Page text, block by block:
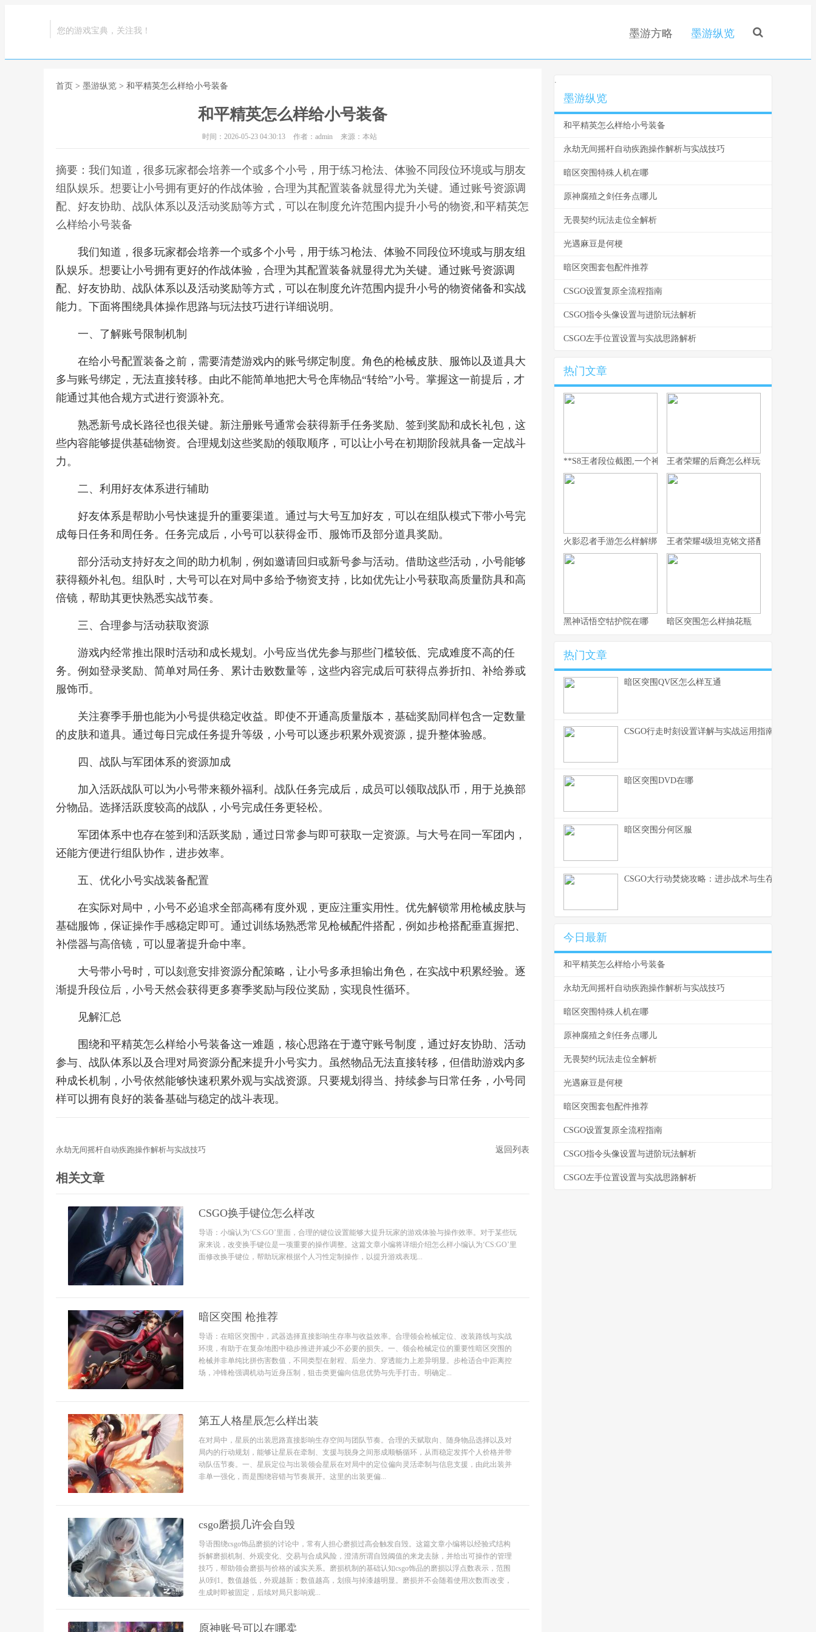
您的游戏宝典，关注我！ 墨游方略 墨游纵览
首页 > 墨游纵览 > 和平精英怎么样给小号装备
和平精英怎么样给小号装备
时间：2026-05-23 04:30:13 作者：admin 来源：本站
摘要：我们知道，很多玩家都会培养一个或多个小号，用于练习枪法、体验不同段位环境或与朋友
组队娱乐。想要让小号拥有更好的作战体验，合理为其配置装备就显得尤为关键。通过账号资源调
配、好友协助、战队体系以及活动奖励等方式，可以在制度允许范围内提升小号的物资,和平精英怎
么样给小号装备
我们知道，很多玩家都会培养一个或多个小号，用于练习枪法、体验不同段位环境或与朋友组
队娱乐。想要让小号拥有更好的作战体验，合理为其配置装备就显得尤为关键。通过账号资源调
配、好友协助、战队体系以及活动奖励等方式，可以在制度允许范围内提升小号的物资储备和实战
能力。下面将围绕具体操作思路与玩法技巧进行详细说明。
一、了解账号限制机制
在给小号配置装备之前，需要清楚游戏内的账号绑定制度。角色的枪械皮肤、服饰以及道具大
多与账号绑定，无法直接转移。由此不能简单地把大号仓库物品“转给”小号。掌握这一前提后，才
能通过其他合规方式进行资源补充。
熟悉新号成长路径也很关键。新注册账号通常会获得新手任务奖励、签到奖励和成长礼包，这
些内容能够提供基础物资。合理规划这些奖励的领取顺序，可以让小号在初期阶段就具备一定战斗
力。
二、利用好友体系进行辅助
好友体系是帮助小号快速提升的重要渠道。通过与大号互加好友，可以在组队模式下带小号完
成每日任务和周任务。任务完成后，小号可以获得金币、服饰币及部分道具奖励。
部分活动支持好友之间的助力机制，例如邀请回归或新号参与活动。借助这些活动，小号能够
获得额外礼包。组队时，大号可以在对局中多给予物资支持，比如优先让小号获取高质量防具和高
倍镜，帮助其更快熟悉实战节奏。
三、合理参与活动获取资源
游戏内经常推出限时活动和成长规划。小号应当优先参与那些门槛较低、完成难度不高的任
务。例如登录奖励、简单对局任务、累计击败数量等，这些内容完成后可获得点券折扣、补给券或
服饰币。
关注赛季手册也能为小号提供稳定收益。即使不开通高质量版本，基础奖励同样包含一定数量
的皮肤和道具。通过每日完成任务提升等级，小号可以逐步积累外观资源，提升整体验感。
四、战队与军团体系的资源加成
加入活跃战队可以为小号带来额外福利。战队任务完成后，成员可以领取战队币，用于兑换部
分物品。选择活跃度较高的战队，小号完成任务更轻松。
军团体系中也存在签到和活跃奖励，通过日常参与即可获取一定资源。与大号在同一军团内，
还能方便进行组队协作，进步效率。
五、优化小号实战装备配置
在实际对局中，小号不必追求全部高稀有度外观，更应注重实用性。优先解锁常用枪械皮肤与
基础服饰，保证操作手感稳定即可。通过训练场熟悉常见枪械配件搭配，例如步枪搭配垂直握把、
补偿器与高倍镜，可以显著提升命中率。
大号带小号时，可以刻意安排资源分配策略，让小号多承担输出角色，在实战中积累经验。逐
渐提升段位后，小号天然会获得更多赛季奖励与段位奖励，实现良性循环。
见解汇总
围绕和平精英怎么样给小号装备这一难题，核心思路在于遵守账号制度，通过好友协助、活动
参与、战队体系以及合理对局资源分配来提升小号实力。虽然物品无法直接转移，但借助游戏内多
种成长机制，小号依然能够快速积累外观与实战资源。只要规划得当、持续参与日常任务，小号同
样可以拥有良好的装备基础与稳定的战斗表现。
永劫无间摇杆自动疾跑操作解析与实战技巧 返回列表
相关文章
CSGO换手键位怎么样改
导语：小编认为‘CS:GO’里面，合理的键位设置能够大提升玩家的游戏体验与操作效率。对于某些玩
家来说，改变换手键位是一项重要的操作调整。这篇文章小编将详细介绍怎么样小编认为‘CS:GO’里
面修改换手键位，帮助玩家根据个人习性定制操作，以提升游戏表现...
暗区突围 枪推荐
导语：在暗区突围中，武器选择直接影响生存率与收益效率。合理领会枪械定位、改装路线与实战
环境，有助于在复杂地图中稳步推进并减少不必要的损失。一、领会枪械定位的重要性暗区突围的
枪械并非单纯比拼伤害数值，不同类型在射程、后坐力、穿透能力上差异明显。步枪适合中距离控
场，冲锋枪强调机动与近身压制，狙击类更偏向信息优势与先手打击。明确定...
第五人格星辰怎么样出装
在对局中，星辰的出装思路直接影响生存空间与团队节奏。合理的天赋取向、随身物品选择以及对
局内的行动规划，能够让星辰在牵制、支援与脱身之间形成顺畅循环，从而稳定发挥个人价格并带
动队伍节奏。一、星辰定位与出装领会星辰在对局中的定位偏向灵活牵制与信息支援，由此出装并
非单一强化，而是围绕容错与节奏展开。这里的出装更偏...
csgo磨损几许会自毁
导语围绕csgo饰品磨损的讨论中，常有人担心磨损过高会触发自毁。这篇文章小编将以经验式结构
拆解磨损机制、外观变化、交易与合成风险，澄清所谓自毁阈值的来龙去脉，并给出可操作的管理
技巧，帮助领会磨损与价格的诚实关系。磨损机制的基础认知csgo饰品的磨损以浮点数表示，范围
从0到1。数值越低，外观越新；数值越高，划痕与掉漆越明显。磨损并不会随着使用次数而改变，
生成时即被固定，后续对局只影响观...
原神账号可以在哪卖
.
墨游纵览
和平精英怎么样给小号装备
永劫无间摇杆自动疾跑操作解析与实战技巧
暗区突围特殊人机在哪
原神腐殖之剑任务点哪儿
无畏契约玩法走位全解析
光遇麻豆是何梗
暗区突围套包配件推荐
CSGO设置复原全流程指南
CSGO指令头像设置与进阶玩法解析
CSGO左手位置设置与实战思路解析
热门文章
**S8王者段位截图,一个神话的永恒见证**王者荣耀的后裔怎么样玩全流程解析
火影忍者手游怎么样解绑 王者荣耀4级坦克铭文搭配与实战思路
黑神话悟空牯护院在哪 暗区突围怎么样抽花瓶
热门文章
暗区突围QV区怎么样互通
CSGO行走时刻设置详解与实战运用指南
暗区突围DVD在哪
暗区突围分何区服
CSGO大行动焚烧攻略：进步战术与生存能力的技巧
今日最新
和平精英怎么样给小号装备
永劫无间摇杆自动疾跑操作解析与实战技巧
暗区突围特殊人机在哪
原神腐殖之剑任务点哪儿
无畏契约玩法走位全解析
光遇麻豆是何梗
暗区突围套包配件推荐
CSGO设置复原全流程指南
CSGO指令头像设置与进阶玩法解析
CSGO左手位置设置与实战思路解析